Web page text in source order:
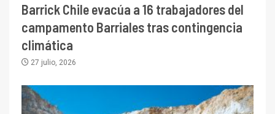
Barrick Chile evacúa a 16 trabajadores del
campamento Barriales tras contingencia
climática
27 julio, 2026